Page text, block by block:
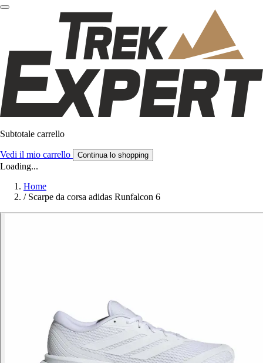
Subtotale carrello
Vedi il mio carrello Continua lo shopping
Loading...
Home
/ Scarpe da corsa adidas Runfalcon 6